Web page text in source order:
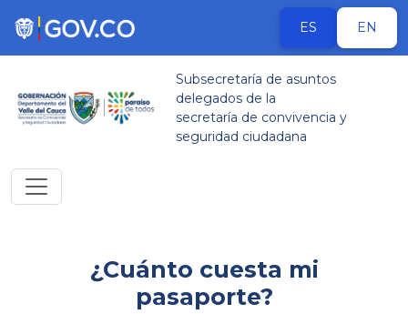
ES EN
Subsecretaría de asuntos
delegados de la
secretaría de convivencia y
seguridad ciudadana
¿Cuánto cuesta mi
pasaporte?